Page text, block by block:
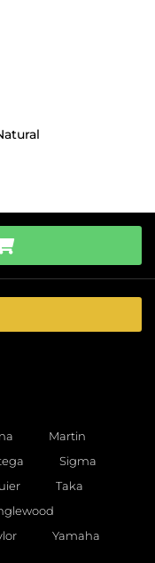
Martin
Sigma
Taka
Yamaha